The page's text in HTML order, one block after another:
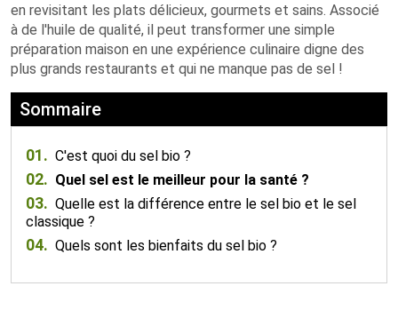
en revisitant les plats délicieux, gourmets et sains. Associé
à de l'huile de qualité, il peut transformer une simple
préparation maison en une expérience culinaire digne des
plus grands restaurants et qui ne manque pas de sel !
Sommaire
01. C'est quoi du sel bio ?
02. Quel sel est le meilleur pour la santé ?
03. Quelle est la différence entre le sel bio et le sel
classique ?
04. Quels sont les bienfaits du sel bio ?